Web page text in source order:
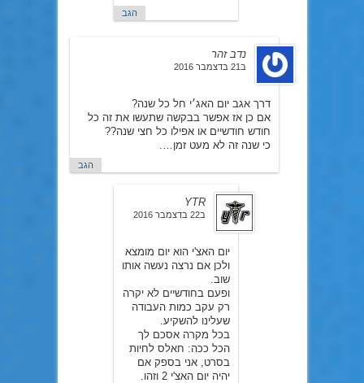
הגב
נדב זהר
ב21 בדצמבר 2016
דרך אגב יום האג׳י חל כל שנה?
אם כן אז אפשר בבקשה שתעשו את זה כל
חודש חודשיים או אפילו כל חצי שנה??
כי שנה זה לא מעט זמן….
הגב
YTR
ב22 בדצמבר 2016
יום האצ'י הוא יום מומצא
ולכן אם נרצה נעשה אותו
שוב.
ופעם בחודשיים לא יקרה
רק עקב כמות העבודה
שעלינו להשקיע.
בכל מקרה אסכם לך
הכל ככה: חאלס לחיות
בסרט, אני בספק אם
יהיה יום האצ'י 2 וזהו.